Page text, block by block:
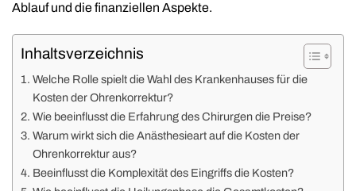
Ablauf und die finanziellen Aspekte.
Inhaltsverzeichnis
Welche Rolle spielt die Wahl des Krankenhauses für die
Kosten der Ohrenkorrektur?
Wie beeinflusst die Erfahrung des Chirurgen die Preise?
Warum wirkt sich die Anästhesieart auf die Kosten der
Ohrenkorrektur aus?
Beeinflusst die Komplexität des Eingriffs die Kosten?